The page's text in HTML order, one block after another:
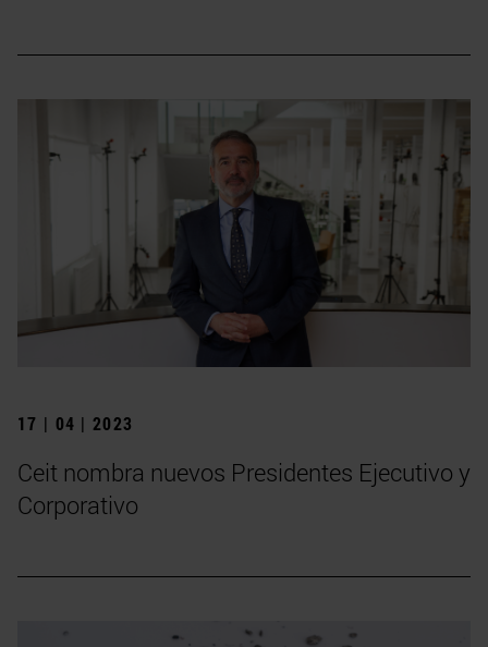
17 | 04 | 2023
Ceit nombra nuevos Presidentes Ejecutivo y
Corporativo